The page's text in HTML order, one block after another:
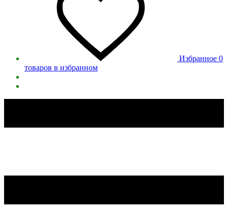
Избранное 0
товаров в избранном